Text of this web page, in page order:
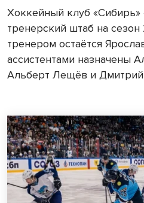
Хоккейный клуб
тренерский штаб на
тренером остаётся
ассистентами назначены
Альберт Лещёв и Дмитрий